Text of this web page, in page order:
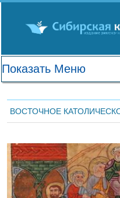
ВОСТОЧНОЕ
ЛЕНТА НОВОСТЕЙ